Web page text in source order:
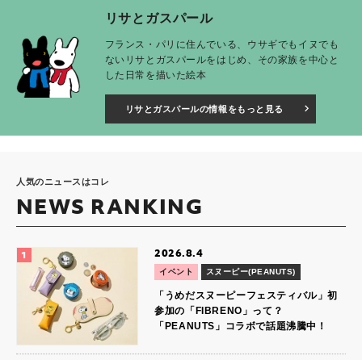
リサとガスパール
フランス・パリに住んでいる、ウサギでもイヌでも
ないリサとガスパールをはじめ、その家族を中心と
した日常を描いた絵本
リサとガスパールの情報をもっと見る
人気のニュースはコレ
NEWS RANKING
2026.8.4
イベント スヌーピー(PEANUTS)
「うめだスヌーピーフェスティバル」初
参加の「FIBRENO」って？
「PEANUTS」コラボで話題沸騰中！